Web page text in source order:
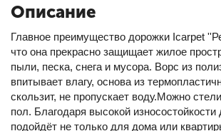
Описание
Главное преимущество дорожки Icarpet
что она прекрасно защищает жилое
пыли, песка, снега и мусора. Ворс из
впитывает влагу, основа из
скользит, не пропускает воду.Можно
пол. Благодаря высокой
подойдёт не только для дома или